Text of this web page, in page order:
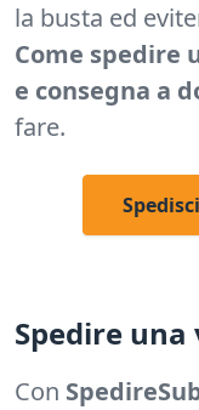
la busta ed
Come spedire
e consegna a
fare.
Spedire
Con